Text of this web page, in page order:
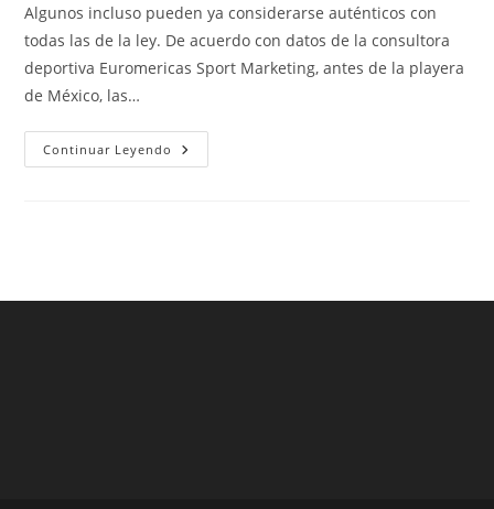
entrada:
entrada:
entrada:
Algunos incluso pueden ya considerarse auténticos con
todas las de la ley. De acuerdo con datos de la consultora
deportiva Euromericas Sport Marketing, antes de la playera
de México, las…
Continuar Leyendo Camiseta
Mexico